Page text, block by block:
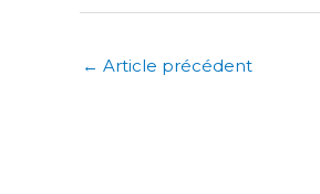
← Article précédent